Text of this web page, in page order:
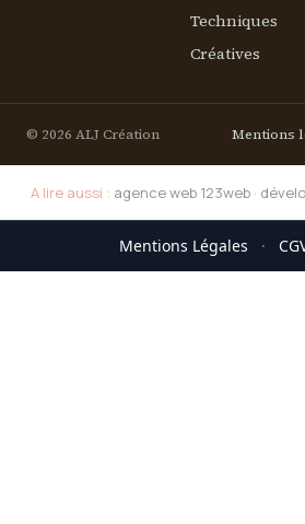
Techniques
Créatives
© 2026 ALJ Création Mentions
A lire aussi : agence web 123web·
Mentions Légales ·